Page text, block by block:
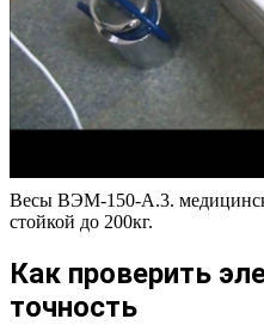
Весы ВЭМ-150-А.3.
стойкой до 200кг.
Как проверить
точность